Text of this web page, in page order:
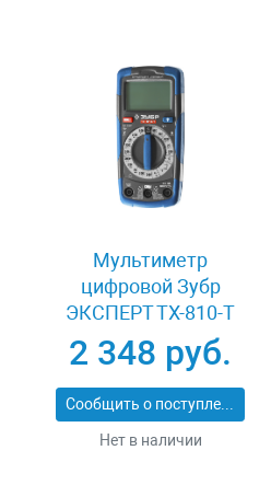
Мультиметр
цифровой Зубр
ЭКСПЕРТ ТХ-810-Т
59810
2 348 руб.
Сообщить о поступлении
Нет в наличии